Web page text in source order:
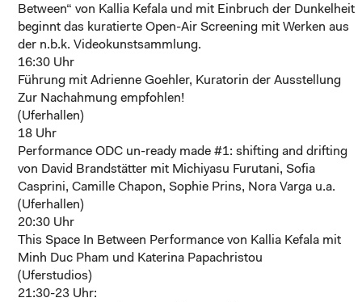
Between“ von Kallia Kefala und mit Einbruch der Dunkelheit
beginnt das kuratierte Open-Air Screening mit Werken aus
der n.b.k. Videokunstsammlung.
16:30 Uhr
Führung mit Adrienne Goehler, Kuratorin der Ausstellung
Zur Nachahmung empfohlen!
(Uferhallen)
18 Uhr
PerformanceODC un-ready made #1: shifting and drifting
von David Brandstätter mit Michiyasu Furutani, Sofia
Casprini, Camille Chapon, Sophie Prins, Nora Varga u.a.
(Uferhallen)
20:30 Uhr
This Space In Between Performance von Kallia Kefala mit
Minh Duc Pham und Katerina Papachristou
(Uferstudios)
21:30-23 Uhr: